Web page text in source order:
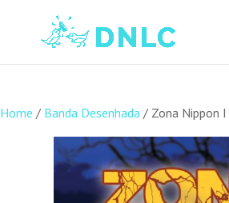
Home / Banda Desenhada / Zona Nippon I